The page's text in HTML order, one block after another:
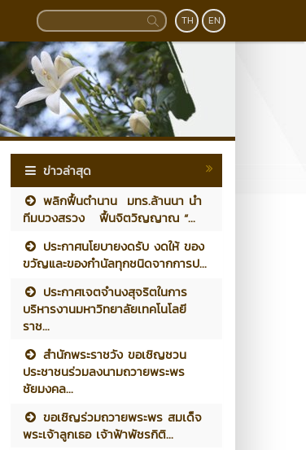
TH EN
ข่าวล่าสุด
พลิกฟื้นตำนาน มทร.ล้านนา นำ
ทีมบวงสรวง ฟื้นจิตวิญญาณ “...
ประกาศนโยบายงดรับ งดให้ ของ
ขวัญและของกำนัลทุกชนิดจากการป...
ประกาศเจตจำนงสุจริตในการ
บริหารงานมหาวิทยาลัยเทคโนโลยี
ราช...
สำนักพระราชวัง ขอเชิญชวน
ประชาชนร่วมลงนามถวายพระพร
ชัยมงคล...
ขอ​เชิญร่วมถวายพระพร สมเด็จ
พระเจ้าลูกเธอ เจ้าฟ้าพัชรกิติ...